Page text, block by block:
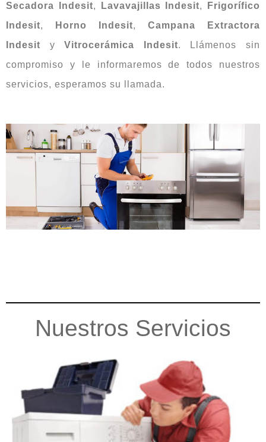
Secadora Indesit, Lavavajillas Indesit,
Frigorífico
Indesit, Horno Indesit, Campana Extractora
Indesit yVitrocerámica Indesit. Llámenos sin
compromiso y le informaremos de todos nuestros
servicios, esperamos su llamada.
Nuestros Servicios